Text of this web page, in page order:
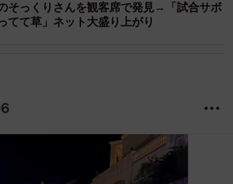
そっくりさんを観客席で発見→「試合サボ
てて草」ネット大盛り上がり